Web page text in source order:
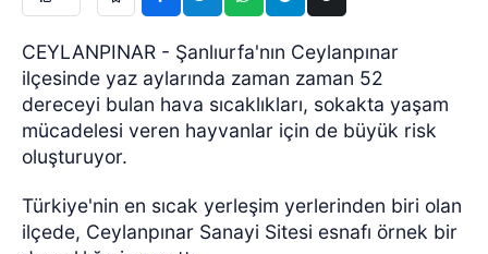
CEYLANPINAR - Şanlıurfa'nın Ceylanpınar
ilçesinde yaz aylarında zaman zaman 52
dereceyi bulan hava sıcaklıkları, sokakta yaşam
mücadelesi veren hayvanlar için de büyük risk
oluşturuyor.
Türkiye'nin en sıcak yerleşim yerlerinden biri olan
ilçede, Ceylanpınar Sanayi Sitesi esnafı örnek bir